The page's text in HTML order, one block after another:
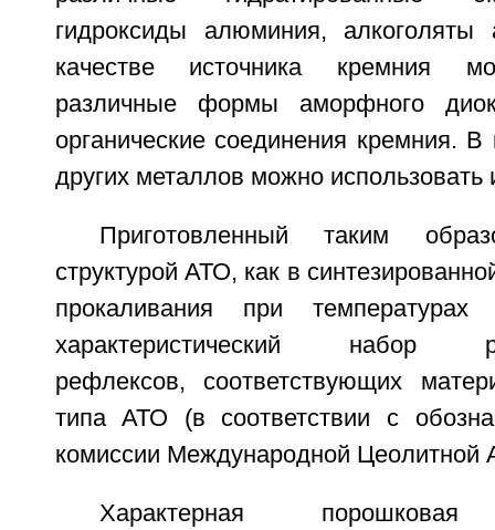
гидроксиды алюминия,
качестве источника кремния
различные формы аморфного
органические соединения кремния. В
других металлов можно
Приготовленный таким
структурой АТО, как в
прокаливания при
характеристический набор
рефлексов, соответствующих
типа АТО (в соответствии с
комиссии Международной Цеолитной
Характерная порошковая